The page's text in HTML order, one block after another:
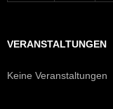
VERANSTALTUNGEN
Keine Veranstaltungen